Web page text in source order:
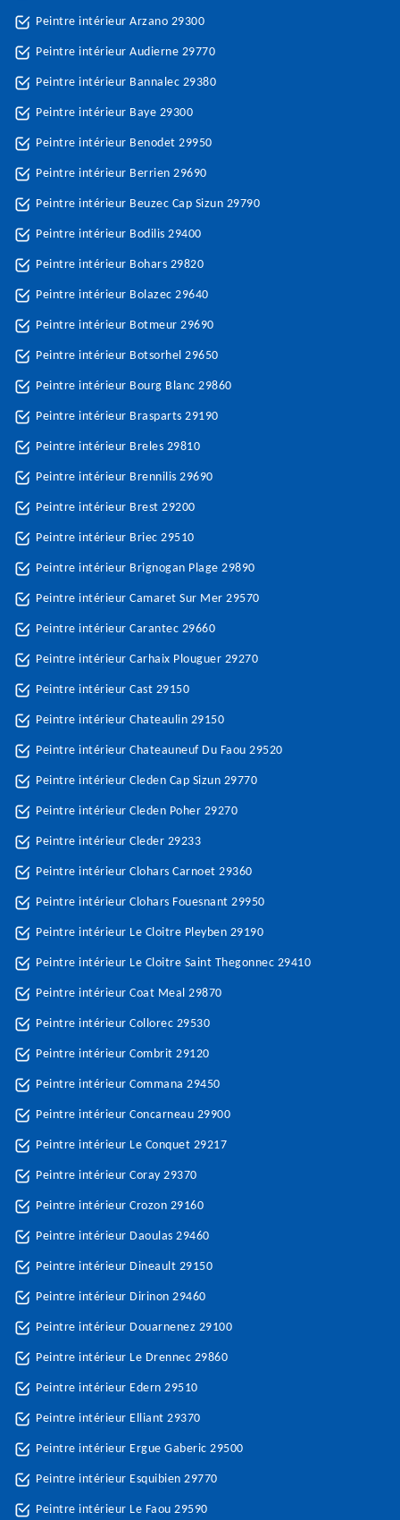
Peintre intérieur Arzano 29300
Peintre intérieur Audierne 29770
Peintre intérieur Bannalec 29380
Peintre intérieur Baye 29300
Peintre intérieur Benodet 29950
Peintre intérieur Berrien 29690
Peintre intérieur Beuzec Cap Sizun 29790
Peintre intérieur Bodilis 29400
Peintre intérieur Bohars 29820
Peintre intérieur Bolazec 29640
Peintre intérieur Botmeur 29690
Peintre intérieur Botsorhel 29650
Peintre intérieur Bourg Blanc 29860
Peintre intérieur Brasparts 29190
Peintre intérieur Breles 29810
Peintre intérieur Brennilis 29690
Peintre intérieur Brest 29200
Peintre intérieur Briec 29510
Peintre intérieur Brignogan Plage 29890
Peintre intérieur Camaret Sur Mer 29570
Peintre intérieur Carantec 29660
Peintre intérieur Carhaix Plouguer 29270
Peintre intérieur Cast 29150
Peintre intérieur Chateaulin 29150
Peintre intérieur Chateauneuf Du Faou 29520
Peintre intérieur Cleden Cap Sizun 29770
Peintre intérieur Cleden Poher 29270
Peintre intérieur Cleder 29233
Peintre intérieur Clohars Carnoet 29360
Peintre intérieur Clohars Fouesnant 29950
Peintre intérieur Le Cloitre Pleyben 29190
Peintre intérieur Le Cloitre Saint Thegonnec 29410
Peintre intérieur Coat Meal 29870
Peintre intérieur Collorec 29530
Peintre intérieur Combrit 29120
Peintre intérieur Commana 29450
Peintre intérieur Concarneau 29900
Peintre intérieur Le Conquet 29217
Peintre intérieur Coray 29370
Peintre intérieur Crozon 29160
Peintre intérieur Daoulas 29460
Peintre intérieur Dineault 29150
Peintre intérieur Dirinon 29460
Peintre intérieur Douarnenez 29100
Peintre intérieur Le Drennec 29860
Peintre intérieur Edern 29510
Peintre intérieur Elliant 29370
Peintre intérieur Ergue Gaberic 29500
Peintre intérieur Esquibien 29770
Peintre intérieur Le Faou 29590